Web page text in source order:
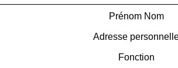
Prénom Nom
Adresse
Fonction